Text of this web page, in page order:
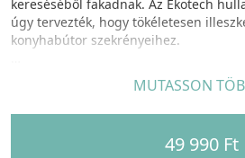
kereséséből fakadnak. Az Ekotech
úgy tervezték, hogy tökéletesen
konyhabútor szekrényeihez.
FREE JAZZ SHORT család egyedi
Szekrénybe szerelhető,teljesen
MUTASSON
49 990 Ft